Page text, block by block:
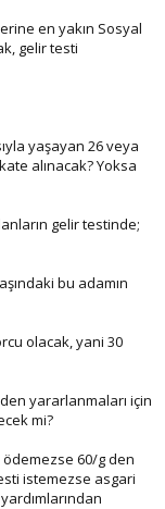
en yakın Sosyal
gelir testi
yaşayan 26 veya
alınacak? Yoksa
gelir testinde;
bu adamın
olacak, yani 30
yararlanmaları için
mi?
ödemezse 60/g den
istemezse asgari